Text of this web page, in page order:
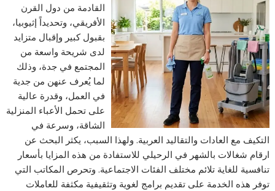
القادمة من دول القرن
الأفريقي، وتحديداً إثيوبيا،
بقبول كبير وإقبال متزايد
لدى شريحة واسعة من
المجتمع في جدة، وذلك
لما يُعرف عنهن من جدية
في العمل، وقدرة عالية
على تحمل الأعباء المنزلية
الشاقة، وسرعة في
التكيف مع العادات والتقاليد العربية. ولهذا السبب، يكثر البحث عن
ارقام شغالات بالشهر في الرحيلي للاستفادة من هذه المزايا بأسعار
تنافسية للغاية تلائم مختلف الفئات الاجتماعية. وتحرص المكاتب التي
توفر هذه الخدمة على تقديم برامج لغوية وتثقيفية مكثفة للعاملات